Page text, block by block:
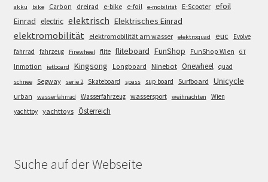
akku bike Carbon dreirad e-bike e-foil e-mobilität E-Scooter efoil
Einrad electric elektrisch Elektrisches Einrad
elektromobilität elektromobilität am wasser elektroquad euc
Evolve
fahrrad
fahrzeug Firewheel flite fliteboard FunShop FunShop Wien GT
Inmotion jetboard Kingsong Longboard Ninebot Onewheel quad
schnee Segway serie 2 Skateboard spass sup board Surfboard Unicycle
urban wasserfahrrad Wasserfahrzeug wassersport weihnachten
Wien
yachttoy yachttoys Österreich
Suche auf der Webseite